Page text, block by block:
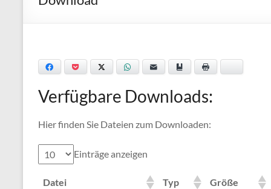
fun
Facebook Pocket Twitter WhatsApp Bookmark
Verfügbare Downloads:
Hier finden Sie Dateien zum Downloaden:
Einträge anzeigen
Datei Typ Größe